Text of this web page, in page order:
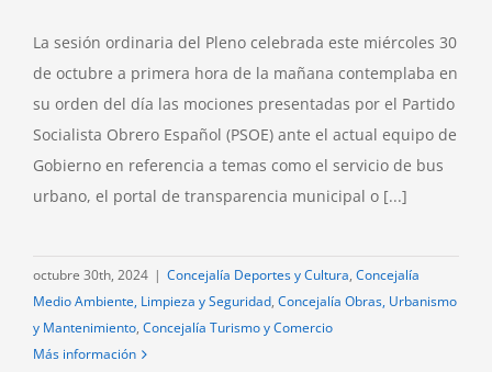
La sesión ordinaria del Pleno celebrada este miércoles 30
de octubre a primera hora de la mañana contemplaba en
su orden del día las mociones presentadas por el Partido
Socialista Obrero Español (PSOE) ante el actual equipo de
Gobierno en referencia a temas como el servicio de bus
urbano, el portal de transparencia municipal o [...]
octubre 30th, 2024 | Concejalía Deportes y Cultura, Concejalía
Medio Ambiente, Limpieza y Seguridad, Concejalía Obras, Urbanismo
y Mantenimiento, Concejalía Turismo y Comercio
Más información